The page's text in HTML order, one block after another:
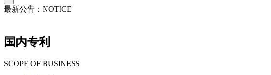
最新公告： NOTICE
国内专利
SCOPE OF BUSINESS